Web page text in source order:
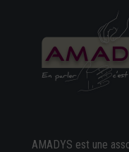
AMADYS est une